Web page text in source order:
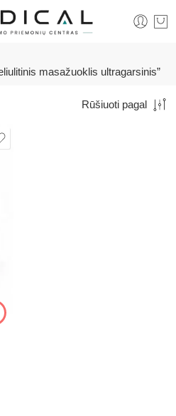
masažuoklis ultragarsinis”
Rūšiuoti pagal